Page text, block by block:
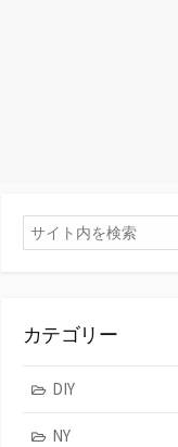
検
索
カテゴリー
DIY
NY